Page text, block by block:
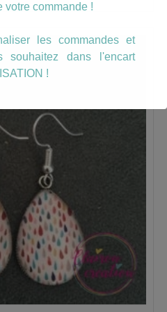
votre commande !
les commandes et
souhaitez dans l'encart
!